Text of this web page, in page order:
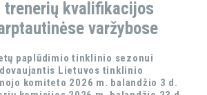
trenerių kvalifikacijos
varžybose
paplūdimio tinklinio sezonui
Lietuvos tinklinio
komiteto 2026 m. balandžio 3 d.